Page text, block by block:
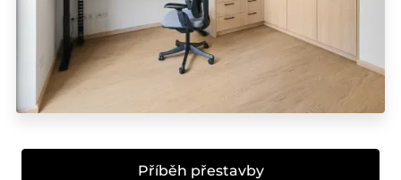
Příběh přestavby